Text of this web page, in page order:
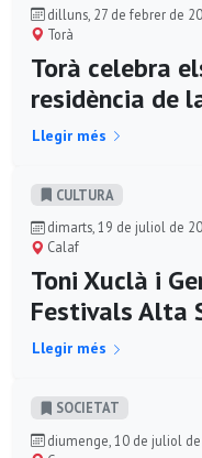
dilluns, 27 de febrer de
Torà
Torà celebra
residència de
Llegir més
CULTURA
dimarts, 19 de juliol de
Calaf
Toni Xuclà i
Festivals Alta
Llegir més
SOCIETAT
diumenge, 10 de juliol